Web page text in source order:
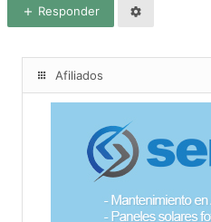
Responder
Afiliados